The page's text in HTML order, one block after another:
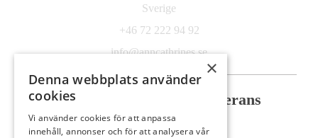
Sverige
+46 72 222 94 92
info@anncathrines.se
Säker betalning Säker leverans
×
Denna webbplats använder
cookies
Vi använder cookies för att anpassa
innehåll, annonser och för att analysera vår